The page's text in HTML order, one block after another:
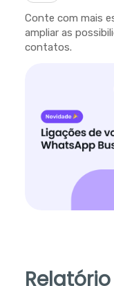
Conte com mais
ampliar as
contatos.